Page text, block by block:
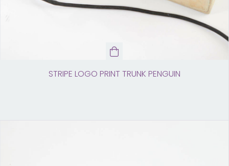
STRIPE LOGO PRINT TRUNK PENGUIN